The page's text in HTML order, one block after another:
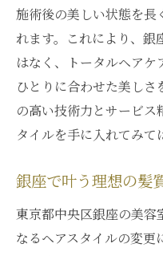
施術後の美しい状態を長
れます。これにより、銀
はなく、トータルヘア
ひとりに合わせた美し
の高い技術力とサービス
タイルを手に入れてみて
銀座で叶う理想の髪
東京都中央区銀座の美容
なるヘアスタイルの変更